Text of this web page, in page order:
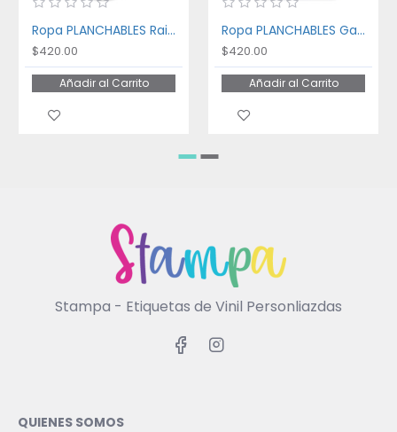
Ropa PLANCHABLES Gaming
$420.00
Añadir al Carrito
Ropa PLANCHABLES Kitchen
$420.00
Añadir al Carrito
Stampa - Etiquetas de Vinil Personliazdas
QUIENES SOMOS